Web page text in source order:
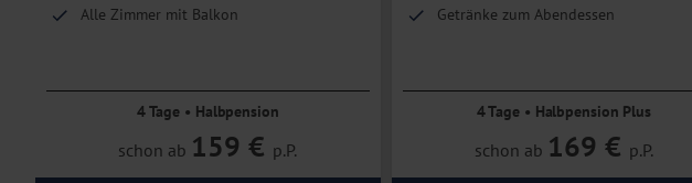
Alle Zimmer mit Balkon
4 Tage • Halbpension
schon ab 159 € p.P.
Getränke zum Abendessen
4 Tage • Halbpension Plus
schon ab 169 € p.P.